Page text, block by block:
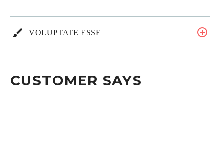
VOLUPTATE ESSE
CUSTOMER SAYS